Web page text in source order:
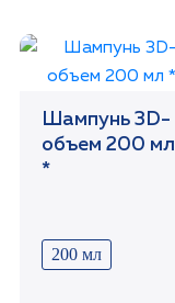
Шампунь 3D-
объем 200 мл
*
200 мл